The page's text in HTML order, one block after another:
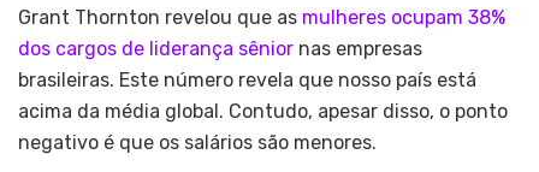
Grant Thornton revelou que as mulheres ocupam 38%
dos cargos de liderança sênior nas empresas
brasileiras. Este número revela que nosso país está
acima da média global. Contudo, apesar disso, o ponto
negativo é que os salários são menores.